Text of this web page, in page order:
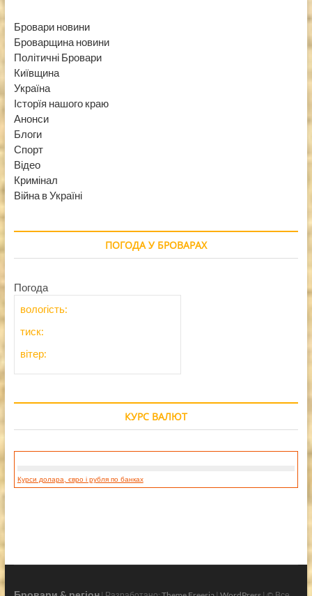
Бровари новини
Броварщина новини
Політичні Бровари
Київщина
Україна
Історїя нашого краю
Анонси
Блоги
Спорт
Відео
Кримінал
Війна в Україні
ПОГОДА У БРОВАРАХ
Погода
вологість:
тиск:
вітер:
КУРС ВАЛЮТ
Курси долара, євро і рубля по банках